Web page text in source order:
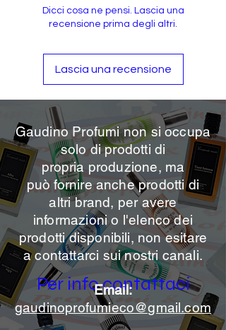
Dicci cosa ne pensi. Lascia una
recensione prima degli altri.
Lascia una recensione
Per info contattaci
Gaudino Profumi non si occupa
solo di prodotti di
propria produzione, ma
può fornire anche prodotti di
altri brand, per avere
informazioni o l'elenco dei
prodotti disponibili, non esitare
a contattarci sui nostri canali.
Email:
gaudinoprofumieco@gmail.com